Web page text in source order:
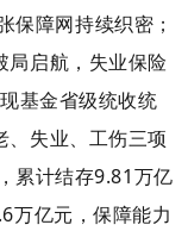
保障网持续织密；
局启航，失业保险
基金省级统收统
、失业、工伤三项
累计结存9.81万亿
万亿元，保障能力